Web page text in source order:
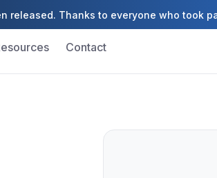
released. Thanks to everyone who took
Contact